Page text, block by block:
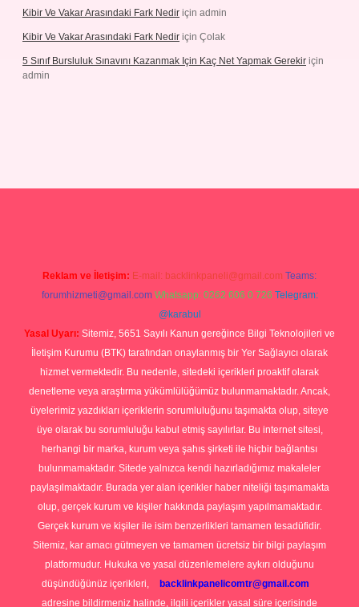
Kibir Ve Vakar Arasındaki Fark Nedir için admin
Kibir Ve Vakar Arasındaki Fark Nedir için Çolak
5 Sınıf Bursluluk Sınavını Kazanmak Için Kaç Net Yapmak Gerekir için
admin
Reklam ve İletişim: E-mail: backlinkpaneli@gmail.com Teams:
forumhizmeti@gmail.com Whatsapp: 0262 606 0 726 Telegram:
@karabul
Yasal Uyarı: Sitemiz, 5651 Sayılı Kanun gereğince Bilgi Teknolojileri ve
İletişim Kurumu (BTK) tarafından onaylanmış bir Yer Sağlayıcı olarak
hizmet vermektedir. Bu nedenle, sitedeki içerikleri proaktif olarak
denetleme veya araştırma yükümlülüğümüz bulunmamaktadır. Ancak,
üyelerimiz yazdıkları içeriklerin sorumluluğunu taşımakta olup, siteye
üye olarak bu sorumluluğu kabul etmiş sayılırlar. Bu internet sitesi,
herhangi bir marka, kurum veya şahıs şirketi ile hiçbir bağlantısı
bulunmamaktadır. Sitede yalnızca kendi hazırladığımız makaleler
paylaşılmaktadır. Burada yer alan içerikler haber niteliği taşımamakta
olup, gerçek kurum ve kişiler hakkında paylaşım yapılmamaktadır.
Gerçek kurum ve kişiler ile isim benzerlikleri tamamen tesadüfidir.
Sitemiz, kar amacı gütmeyen ve tamamen ücretsiz bir bilgi paylaşım
platformudur. Hukuka ve yasal düzenlemelere aykırı olduğunu
düşündüğünüz içerikleri,
backlinkpanelicomtr@gmail.com
adresine bildirmeniz halinde, ilgili içerikler yasal süre içerisinde